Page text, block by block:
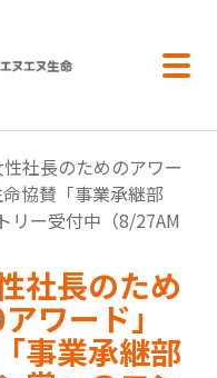
社長のためのアワー
協賛「事業承継部
リー受付中（8/27AM
社長のため
ワード」
事業承継部